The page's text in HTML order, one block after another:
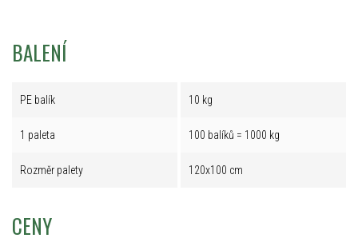
BALENÍ
PE balík 10 kg
1 paleta 100 balíků = 1000 kg
Rozměr palety 120x100 cm
CENY